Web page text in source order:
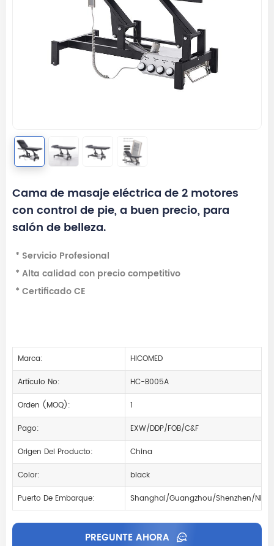
Cama de masaje eléctrica de 2 motores
con control de pie, a buen precio, para
salón de belleza.
* Servicio Profesional
* Alta calidad con precio competitivo
* Certificado CE
Marca:
HICOMED
Artículo No:
HC-B005A
Orden (MOQ):
1
Pago:
EXW/DDP/FOB/C&F
Origen Del Producto:
China
Color:
black
Puerto De Embarque:
Shanghai/Guangzhou/Shenzhen/
PREGUNTE AHORA